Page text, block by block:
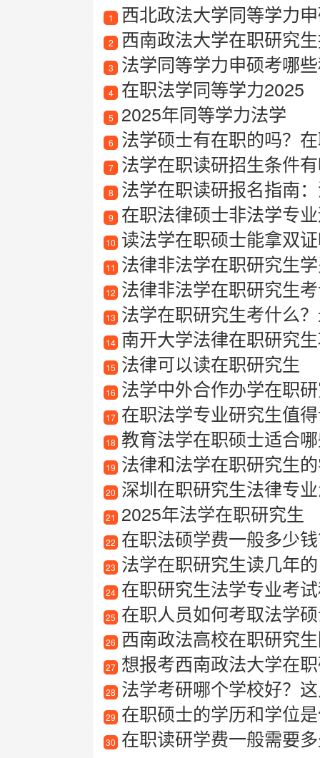
1 西北政法大学同等学力
2 西南政法大学在职研究
3 法学同等学力申硕考哪
4 在职法学同等学力2025
5 2025年同等学力法学
6 法学硕士有在职的吗？
7 法学在职读研招生条件
8 法学在职读研报名指南
9 在职法律硕士非法学专业适
10 读法学在职硕士能拿双
11 法律非法学在职研究生
12 法律非法学在职研究生
13 法学在职研究生考什么
14 南开大学法律在职研究
15 法律可以读在职研究生
16 法学中外合作办学在职
17 在职法学专业研究生值
18 教育法学在职硕士适合
19 法律和法学在职研究生
20 深圳在职研究生法律专
21 2025年法学在职研究生
22 在职法硕学费一般多少
23 法学在职研究生读几年的
24 在职研究生法学专业考
25 在职人员如何考取法学
26 西南政法高校在职研究
27 想报考西南政法大学在
28 法学考研哪个学校好？
29 在职硕士的学历和学位
30 在职读研学费一般需要